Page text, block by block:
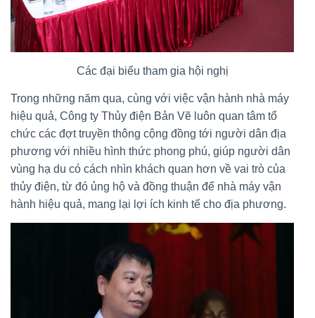
Các đại biểu tham gia hội nghị
Trong những năm qua, cùng với việc vận hành nhà máy
hiệu quả, Công ty Thủy điện Bản Vẽ luôn quan tâm tổ
chức các đợt truyền thông cộng đồng tới người dân địa
phương với nhiều hình thức phong phú, giúp người dân
vùng hạ du có cách nhìn khách quan hơn về vai trò của
thủy điện, từ đó ủng hộ và đồng thuận để nhà máy vận
hành hiệu quả, mang lại lợi ích kinh tế cho địa phương.